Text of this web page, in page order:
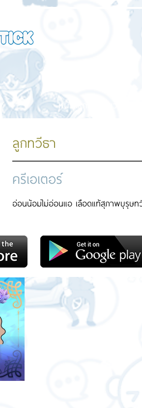
หน้าแรก
ลูกทวีธา
ครีเอเตอร์
อ่อนน้อมไม่อ่อนแอ เลือดแท้สุภาพบุรุษ